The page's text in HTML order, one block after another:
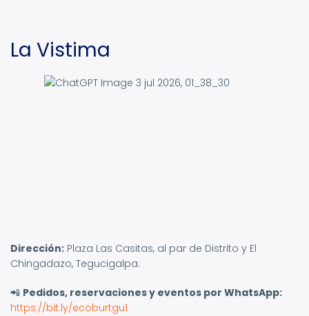
La Vistima
Dirección: Plaza Las Casitas, al par de Distrito y El
Chingadazo, Tegucigalpa.
📲 Pedidos, reservaciones y eventos por WhatsApp:
https://bit.ly/ecoburtgu1